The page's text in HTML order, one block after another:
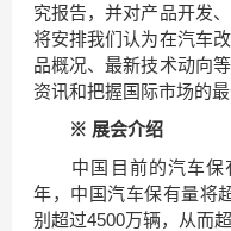
究报告，并对产品开发
将安排我们认为在汽车
品概况、最新技术动向
资讯和把握国际市场的最
※ 展会介绍
中国目前的汽车保
年，中国汽车保有量将
别超过4500万辆，从而